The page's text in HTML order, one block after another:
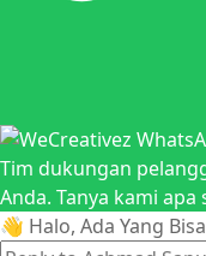
Tim dukungan
Anda. Tanya kami apa
👋 Halo, Ada Yang